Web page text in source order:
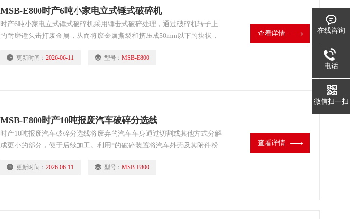
MSB-E800时产6吨小家电立式锤式破碎机
时产6吨小家电立式锤式破碎机采用锤击式破碎处理，通过破碎机转子上
的耐磨锤头击打废金属，从而将废金属撕裂和挤压成50mm以下的块状，
更新时间： 2026-06-11 型号： MSB-E800
查看详情
MSB-E800时产10吨报废汽车破碎分选线
时产10吨报废汽车破碎分选线将废弃的汽车车身通过切割或其他方式分解
成更小的部分，便于后续加工。利用*的破碎装置将汽车外壳及其附件粉
离出铁质材料，如钢铁等，这部分材料可以直接回收再利用。
更新时间： 2026-06-11 型号： MSB-E800
查看详情
在线咨询
电话
微信扫一扫